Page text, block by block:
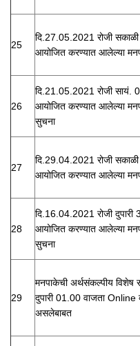
25
दि.27.05.2021 रोजी
आयोजित करण्यात आलेल्या
26
दि.21.05.2021 रोजी सायं.
आयोजित करण्यात आलेल्या
सुचना
27
दि.29.04.2021 रोजी
आयोजित करण्यात आलेल्या
28
दि.16.04.2021 रोजी
आयोजित करण्यात आलेल्या
सुचना
29
मनपाकेची अर्थसंकल्पीय विशेष
दुपारी 01.00 वाजता Online
असलेबाबत